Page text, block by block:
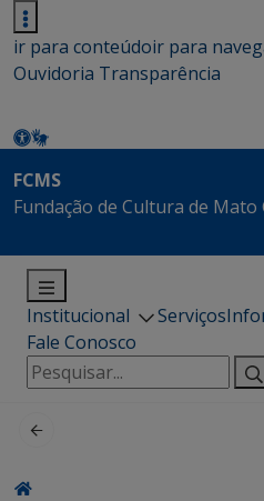
ir para conteúdoir para
Ouvidoria Transparência
FCMS
Fundação de Cultura de Mato
Institucional Serviços
Fale Conosco
Pesquisar
por: